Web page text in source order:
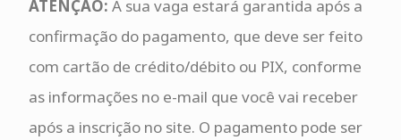
ATENÇÃO: A sua vaga estará garantida após a
confirmação do pagamento, que deve ser feito
com cartão de crédito/débito ou PIX, conforme
as informações no e-mail que você vai receber
após a inscrição no site. O pagamento pode ser